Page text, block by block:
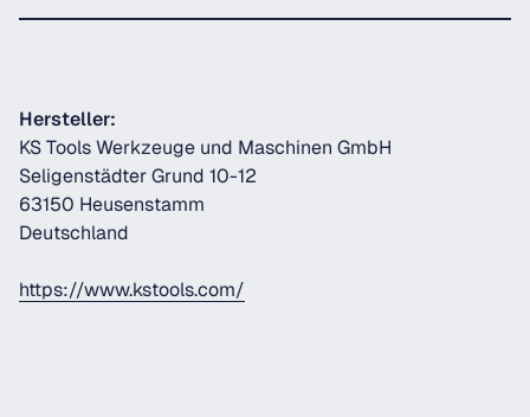
Hersteller:
KS Tools Werkzeuge und Maschinen GmbH
Seligenstädter Grund 10-12
63150 Heusenstamm
Deutschland
https://www.kstools.com/